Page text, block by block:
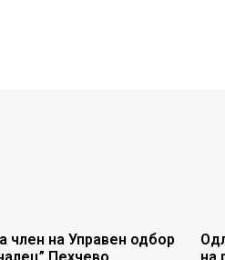
член на Управен одбор